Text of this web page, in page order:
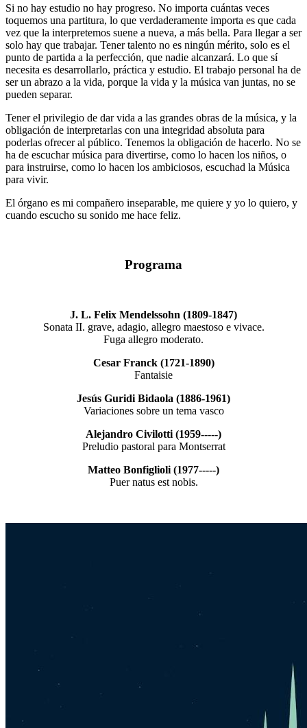
Si no hay estudio no hay progreso. No importa cuántas veces
toquemos una partitura, lo que verdaderamente importa es que cada
vez que la interpretemos suene a nueva, a más bella. Para llegar a ser
solo hay que trabajar. Tener talento no es ningún mérito, solo es el
punto de partida a la perfección, que nadie alcanzará. Lo que sí
necesita es desarrollarlo, práctica y estudio. El trabajo personal ha de
ser un abrazo a la vida, porque la vida y la música van juntas, no se
pueden separar.
Tener el privilegio de dar vida a las grandes obras de la música, y la
obligación de interpretarlas con una integridad absoluta para
poderlas ofrecer al público. Tenemos la obligación de hacerlo. No se
ha de escuchar música para divertirse, como lo hacen los niños, o
para instruirse, como lo hacen los ambiciosos, escuchad la Música
para vivir.
El órgano es mi compañero inseparable, me quiere y yo lo quiero, y
cuando escucho su sonido me hace feliz.
Programa
J. L. Felix Mendelssohn (1809-1847)
Sonata II. grave, adagio, allegro maestoso e vivace.
Fuga allegro moderato.
Cesar Franck (1721-1890)
Fantaisie
Jesús Guridi Bidaola (1886-1961)
Variaciones sobre un tema vasco
Alejandro Civilotti (1959-----)
Preludio pastoral para Montserrat
Matteo Bonfiglioli (1977-----)
Puer natus est nobis.